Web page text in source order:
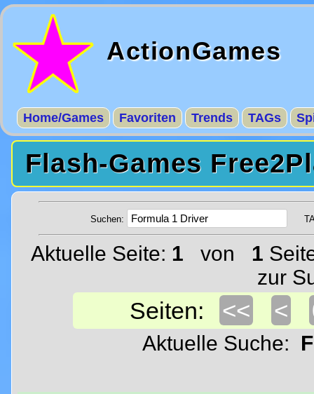
ActionGames
Home/Games Favoriten Trends TAGs
Flash-Games
Suchen:
Aktuelle Seite: 1 von 1
zur
Seiten: << <
Aktuelle Suche: